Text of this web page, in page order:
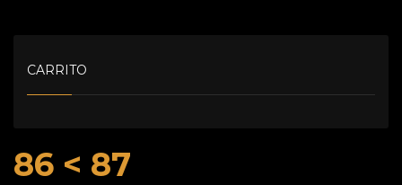
86 < 87
CARRITO